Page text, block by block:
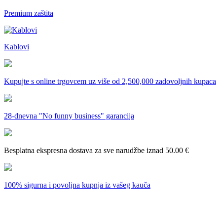
Premium zaštita
Kablovi
Kupujte s online trgovcem uz više od 2,500,000 zadovoljnih kupaca
28-dnevna "No funny business" garancija
Besplatna ekspresna dostava za sve narudžbe iznad 50.00 €
100% sigurna i povoljna kupnja iz vašeg kauča